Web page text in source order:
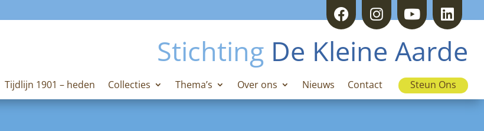
Stichting De Kleine Aarde
Tijdlijn 1901 – heden Collecties Thema’s Over ons Nieuws Contact Steun Ons